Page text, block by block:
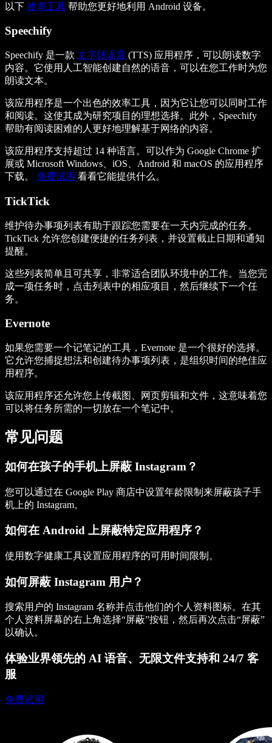
以下 效率工具 帮助您更好地利用 Android 设备。
Speechify
Speechify 是一款 文字转语音 (TTS) 应用程序，可以朗读数字
内容。它使用人工智能创建自然的语音，可以在您工作时为您
朗读文本。
该应用程序是一个出色的效率工具，因为它让您可以同时工作
和阅读。这使其成为研究项目的理想选择。此外，Speechify
帮助有阅读困难的人更好地理解基于网络的内容。
该应用程序支持超过 14 种语言。可以作为 Google Chrome 扩
展或 Microsoft Windows、iOS、Android 和 macOS 的应用程序
下载。 免费试用 看看它能提供什么。
TickTick
维护待办事项列表有助于跟踪您需要在一天内完成的任务。
TickTick 允许您创建便捷的任务列表，并设置截止日期和通知
提醒。
这些列表简单且可共享，非常适合团队环境中的工作。当您完
成一项任务时，点击列表中的相应项目，然后继续下一个任
务。
Evernote
如果您需要一个记笔记的工具，Evernote 是一个很好的选择。
它允许您捕捉想法和创建待办事项列表，是组织时间的绝佳应
用程序。
该应用程序还允许您上传截图、网页剪辑和文件，这意味着您
可以将任务所需的一切放在一个笔记中。
常见问题
如何在孩子的手机上屏蔽 Instagram？
您可以通过在 Google Play 商店中设置年龄限制来屏蔽孩子手
机上的 Instagram。
如何在 Android 上屏蔽特定应用程序？
使用数字健康工具设置应用程序的可用时间限制。
如何屏蔽 Instagram 用户？
搜索用户的 Instagram 名称并点击他们的个人资料图标。在其
个人资料屏幕的右上角选择“屏蔽”按钮，然后再次点击“屏蔽”
以确认。
体验业界领先的 AI 语音、无限文件支持和 24/7 客
服
免费试用